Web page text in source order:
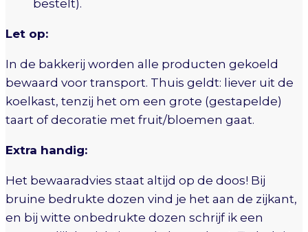
bestelt).
Let op:
In de bakkerij worden alle producten gekoeld
bewaard voor transport. Thuis geldt: liever uit de
koelkast, tenzij het om een grote (gestapelde)
taart of decoratie met fruit/bloemen gaat.
Extra handig:
Het bewaaradvies staat altijd op de doos! Bij
bruine bedrukte dozen vind je het aan de zijkant,
en bij witte onbedrukte dozen schrijf ik een